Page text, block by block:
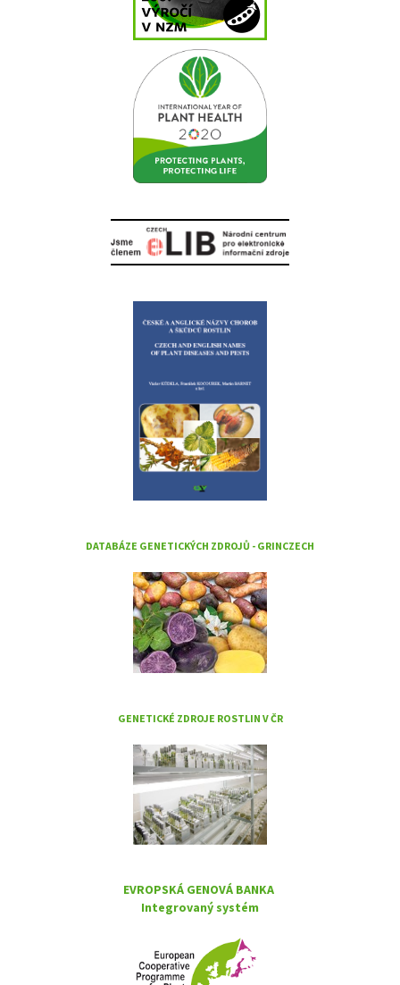
DATABÁZE GENETICKÝCH ZDROJŮ - GRINCZECH
GENETICKÉ ZDROJE ROSTLIN V ČR
EVROPSKÁ GENOVÁ BANKA
Integrovaný systém